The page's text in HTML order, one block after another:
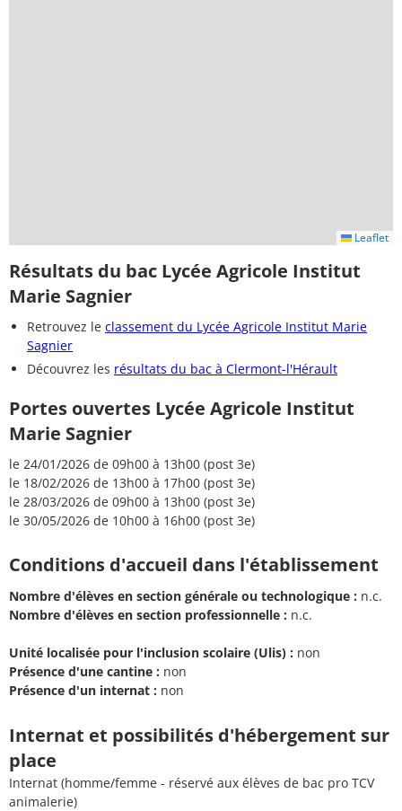
Leaflet
Résultats du bac Lycée Agricole Institut
Marie Sagnier
Retrouvez le classement du Lycée Agricole Institut Marie
Sagnier
Découvrez les résultats du bac à Clermont-l'Hérault
Portes ouvertes Lycée Agricole Institut
Marie Sagnier
le 24/01/2026 de 09h00 à 13h00 (post 3e)
le 18/02/2026 de 13h00 à 17h00 (post 3e)
le 28/03/2026 de 09h00 à 13h00 (post 3e)
le 30/05/2026 de 10h00 à 16h00 (post 3e)
Conditions d'accueil dans l'établissement
Nombre d'élèves en section générale ou technologique : n.c.
Nombre d'élèves en section professionnelle : n.c.
Unité localisée pour l'inclusion scolaire (Ulis) : non
Présence d'une cantine : non
Présence d'un internat : non
Internat et possibilités d'hébergement sur
place
Internat (homme/femme - réservé aux élèves de bac pro TCV
animalerie)